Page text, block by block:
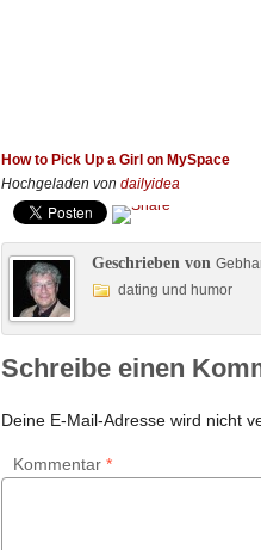
How to Pick Up a Girl on MySpace
Hochgeladen von dailyidea
Geschrieben von
dating und humor
Schreibe einen
Deine E-Mail-Adresse wird nicht
Kommentar *